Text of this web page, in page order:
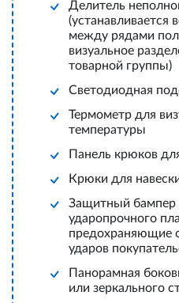
Делитель
(устанавливается
между рядами
визуальное
товарной группы)
Светодиодная
Термометр для
температуры
Панель крюков
Крюки для
Защитный бампер
ударопрочного
предохраняющие
ударов
Панорамная
или зеркального